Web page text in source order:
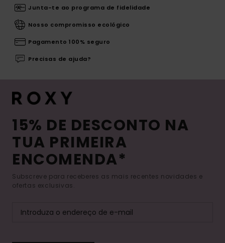
Junta-te ao programa de fidelidade
Nosso compromisso ecológico
Pagamento 100% seguro
Precisas de ajuda?
15% DE DESCONTO NA
TUA PRIMEIRA
ENCOMENDA*
Subscreve para receberes as mais recentes novidades e
ofertas exclusivas.